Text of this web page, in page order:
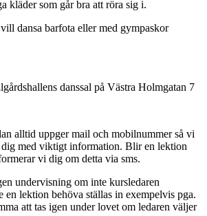
kläder som går bra att röra sig i.
dansa barfota eller med gympaskor
danssal på Västra Holmgatan 7
alltid uppger mail och mobilnummer så vi
dig med viktigt information. Blir en lektion
vi dig om detta via sms.
undervisning om inte kursledaren
en lektion behöva ställas in exempelvis pga.
att tas igen under lovet om ledaren väljer